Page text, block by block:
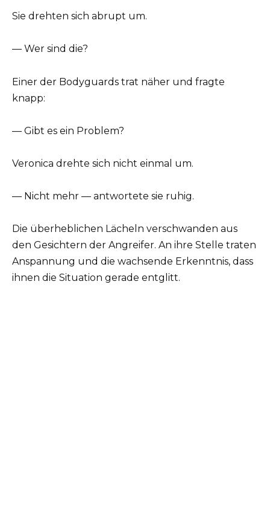
Sie drehten sich abrupt um.
— Wer sind die?
Einer der Bodyguards trat näher und fragte
knapp:
— Gibt es ein Problem?
Veronica drehte sich nicht einmal um.
— Nicht mehr — antwortete sie ruhig.
Die überheblichen Lächeln verschwanden aus
den Gesichtern der Angreifer. An ihre Stelle traten
Anspannung und die wachsende Erkenntnis, dass
ihnen die Situation gerade entglitt.